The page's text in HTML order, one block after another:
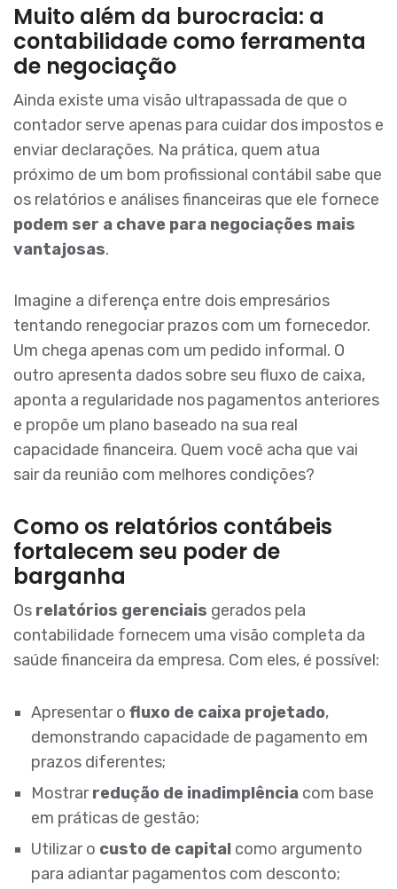
Muito além da burocracia: a
contabilidade como ferramenta
de negociação
Ainda existe uma visão ultrapassada de que o
contador serve apenas para cuidar dos impostos e
enviar declarações. Na prática, quem atua
próximo de um bom profissional contábil sabe que
os relatórios e análises financeiras que ele fornece
podem ser a chave para negociações mais
vantajosas.
Imagine a diferença entre dois empresários
tentando renegociar prazos com um fornecedor.
Um chega apenas com um pedido informal. O
outro apresenta dados sobre seu fluxo de caixa,
aponta a regularidade nos pagamentos anteriores
e propõe um plano baseado na sua real
capacidade financeira. Quem você acha que vai
sair da reunião com melhores condições?
Como os relatórios contábeis
fortalecem seu poder de
barganha
Os relatórios gerenciais gerados pela
contabilidade fornecem uma visão completa da
saúde financeira da empresa. Com eles, é possível:
Apresentar o fluxo de caixa projetado,
demonstrando capacidade de pagamento em
prazos diferentes;
Mostrarredução de inadimplência com base
em práticas de gestão;
Utilizar o custo de capital como argumento
para adiantar pagamentos com desconto;